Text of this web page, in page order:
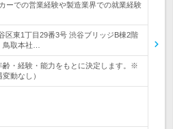
ーでの営業経験や製造業界での就業経験
区東1丁目29番3号 渋谷ブリッジB棟2階
取本社…
・経験・能力をもとに決定します。※
動なし）